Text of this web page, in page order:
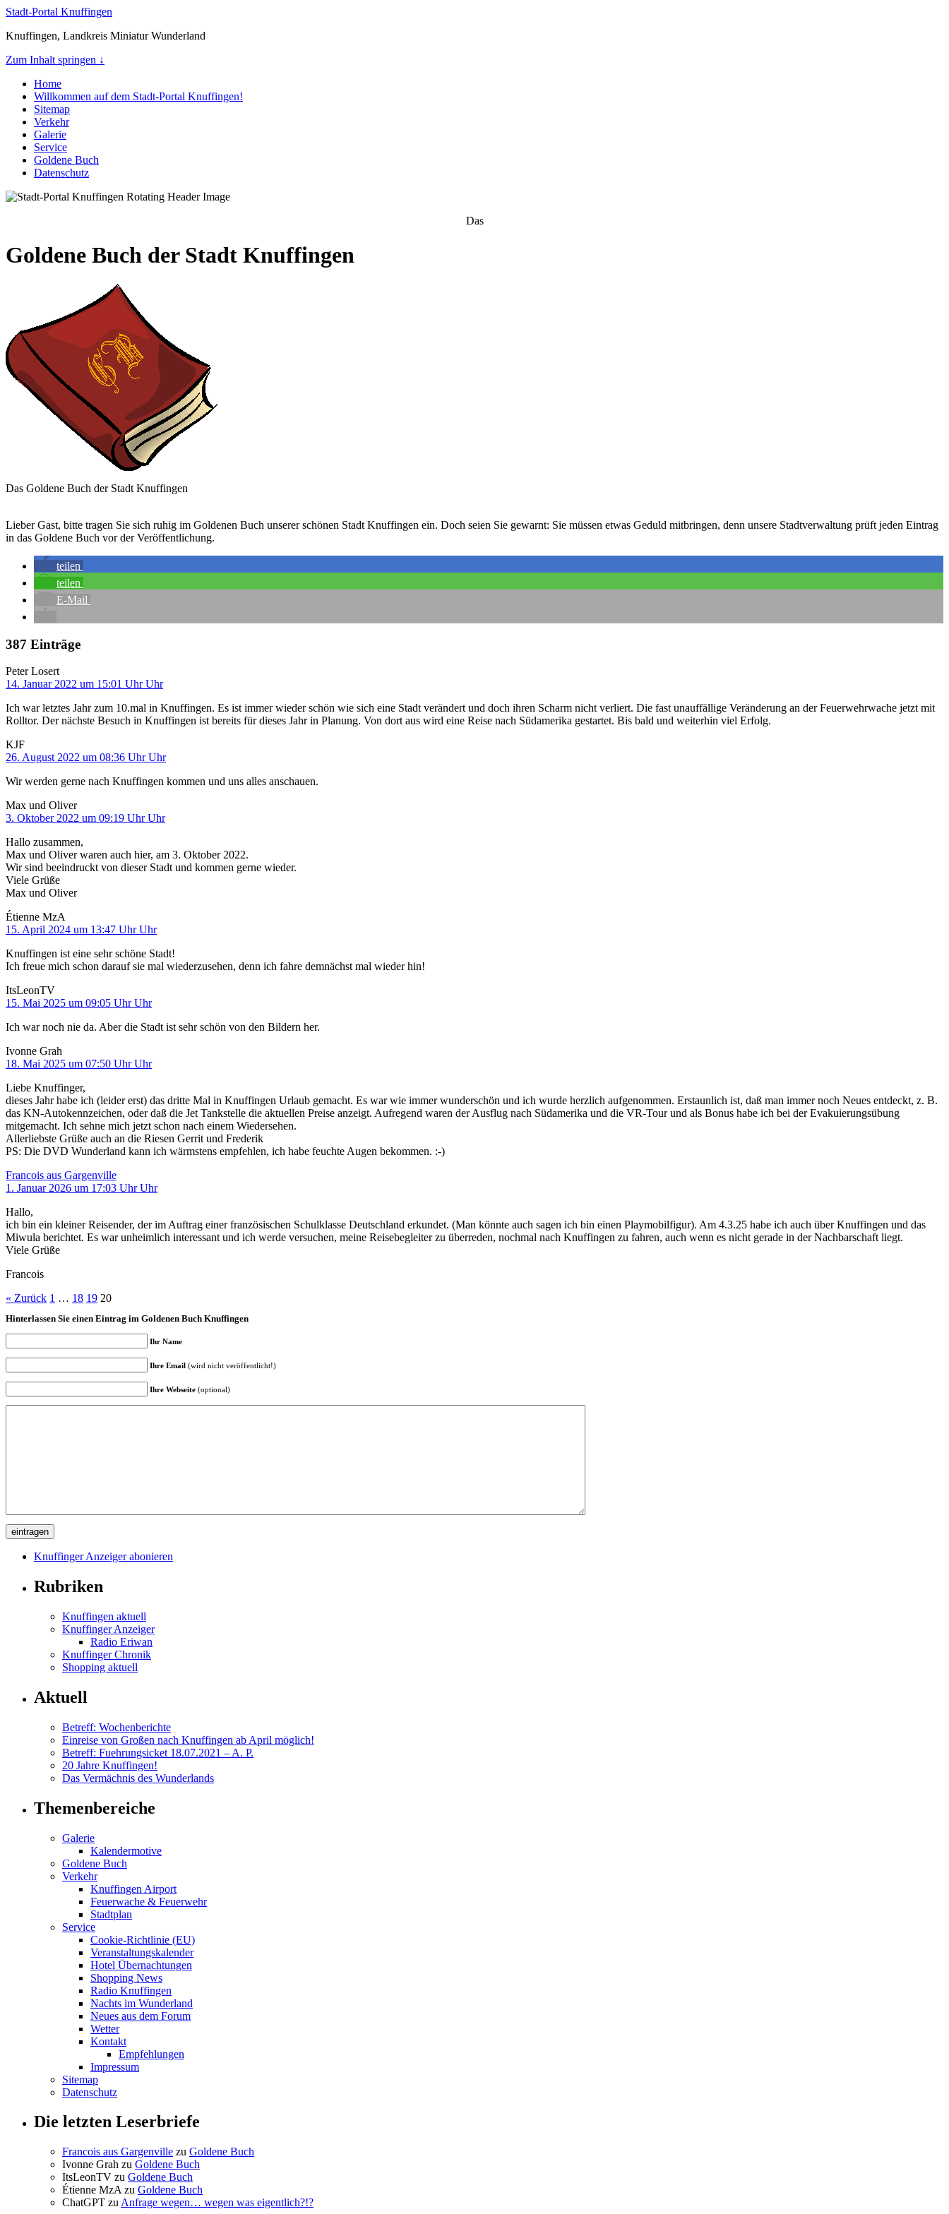
Stadt-Portal Knuffingen
Knuffingen, Landkreis Miniatur Wunderland
Zum Inhalt springen ↓
Home
Willkommen auf dem Stadt-Portal Knuffingen!
Sitemap
Verkehr
Galerie
Service
Goldene Buch
Datenschutz
Das
Goldene Buch der Stadt Knuffingen
Das Goldene Buch der Stadt Knuffingen
Lieber Gast, bitte tragen Sie sich ruhig im Goldenen Buch unserer schönen Stadt Knuffingen ein. Doch seien Sie gewarnt: Sie müssen etwas Geduld mitbringen, denn unsere Stadtverwaltung prüft jeden Eintrag
in das Goldene Buch vor der Veröffentlichung.
teilen
teilen
E-Mail
387 Einträge
Peter Losert
14. Januar 2022 um 15:01 Uhr Uhr
Ich war letztes Jahr zum 10.mal in Knuffingen. Es ist immer wieder schön wie sich eine Stadt verändert und doch ihren Scharm nicht verliert. Die fast unauffällige Veränderung an der Feuerwehrwache jetzt mit
Rolltor. Der nächste Besuch in Knuffingen ist bereits für dieses Jahr in Planung. Von dort aus wird eine Reise nach Südamerika gestartet. Bis bald und weiterhin viel Erfolg.
KJF
26. August 2022 um 08:36 Uhr Uhr
Wir werden gerne nach Knuffingen kommen und uns alles anschauen.
Max und Oliver
3. Oktober 2022 um 09:19 Uhr Uhr
Hallo zusammen,
Max und Oliver waren auch hier, am 3. Oktober 2022.
Wir sind beeindruckt von dieser Stadt und kommen gerne wieder.
Viele Grüße
Max und Oliver
Étienne MzA
15. April 2024 um 13:47 Uhr Uhr
Knuffingen ist eine sehr schöne Stadt!
Ich freue mich schon darauf sie mal wiederzusehen, denn ich fahre demnächst mal wieder hin!
ItsLeonTV
15. Mai 2025 um 09:05 Uhr Uhr
Ich war noch nie da. Aber die Stadt ist sehr schön von den Bildern her.
Ivonne Grah
18. Mai 2025 um 07:50 Uhr Uhr
Liebe Knuffinger,
dieses Jahr habe ich (leider erst) das dritte Mal in Knuffingen Urlaub gemacht. Es war wie immer wunderschön und ich wurde herzlich aufgenommen. Erstaunlich ist, daß man immer noch Neues entdeckt, z. B.
das KN-Autokennzeichen, oder daß die Jet Tankstelle die aktuellen Preise anzeigt. Aufregend waren der Ausflug nach Südamerika und die VR-Tour und als Bonus habe ich bei der Evakuierungsübung
mitgemacht. Ich sehne mich jetzt schon nach einem Wiedersehen.
Allerliebste Grüße auch an die Riesen Gerrit und Frederik
PS: Die DVD Wunderland kann ich wärmstens empfehlen, ich habe feuchte Augen bekommen. :-)
Francois aus Gargenville
1. Januar 2026 um 17:03 Uhr Uhr
Hallo,
ich bin ein kleiner Reisender, der im Auftrag einer französischen Schulklasse Deutschland erkundet. (Man könnte auch sagen ich bin einen Playmobilfigur). Am 4.3.25 habe ich auch über Knuffingen und das
Miwula berichtet. Es war unheimlich interessant und ich werde versuchen, meine Reisebegleiter zu überreden, nochmal nach Knuffingen zu fahren, auch wenn es nicht gerade in der Nachbarschaft liegt.
Viele Grüße
Francois
« Zurück 1 … 18 19 20
Hinterlassen Sie einen Eintrag im Goldenen Buch Knuffingen
Ihr Name
Ihre Email (wird nicht veröffentlicht!)
Ihre Webseite (optional)
Knuffinger Anzeiger abonieren
Rubriken
Knuffingen aktuell
Knuffinger Anzeiger
Radio Eriwan
Knuffinger Chronik
Shopping aktuell
Aktuell
Betreff: Wochenberichte
Einreise von Großen nach Knuffingen ab April möglich!
Betreff: Fuehrungsicket 18.07.2021 – A. P.
20 Jahre Knuffingen!
Das Vermächnis des Wunderlands
Themenbereiche
Galerie
Kalendermotive
Goldene Buch
Verkehr
Knuffingen Airport
Feuerwache & Feuerwehr
Stadtplan
Service
Cookie-Richtlinie (EU)
Veranstaltungskalender
Hotel Übernachtungen
Shopping News
Radio Knuffingen
Nachts im Wunderland
Neues aus dem Forum
Wetter
Kontakt
Empfehlungen
Impressum
Sitemap
Datenschutz
Die letzten Leserbriefe
Francois aus Gargenville zu Goldene Buch
Ivonne Grah zu Goldene Buch
ItsLeonTV zu Goldene Buch
Étienne MzA zu Goldene Buch
ChatGPT zu Anfrage wegen… wegen was eigentlich?!?